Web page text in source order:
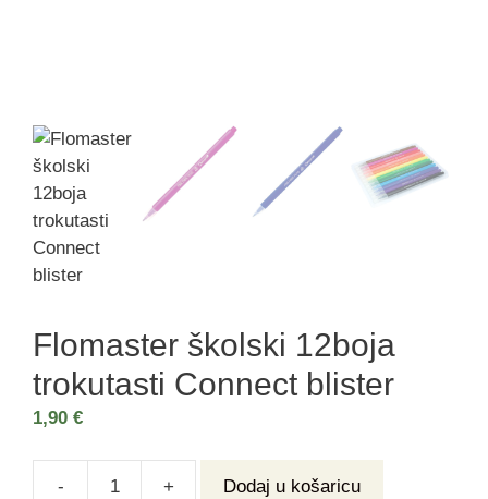
Flomaster školski 12boja
trokutasti Connect blister
1,90 €
- + Dodaj u košaricu